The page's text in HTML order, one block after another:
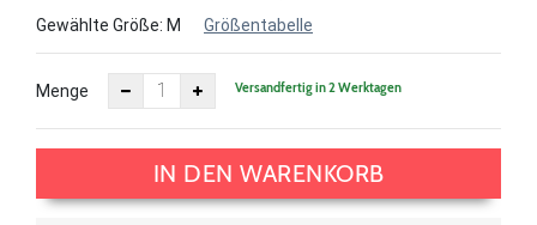
Gewählte Größe: M Größentabelle
Menge Versandfertig in 2 Werktagen
IN DEN WARENKORB